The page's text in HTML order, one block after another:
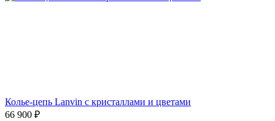
Колье-цепь Lanvin с кристаллами и цветами
66 900 ₽